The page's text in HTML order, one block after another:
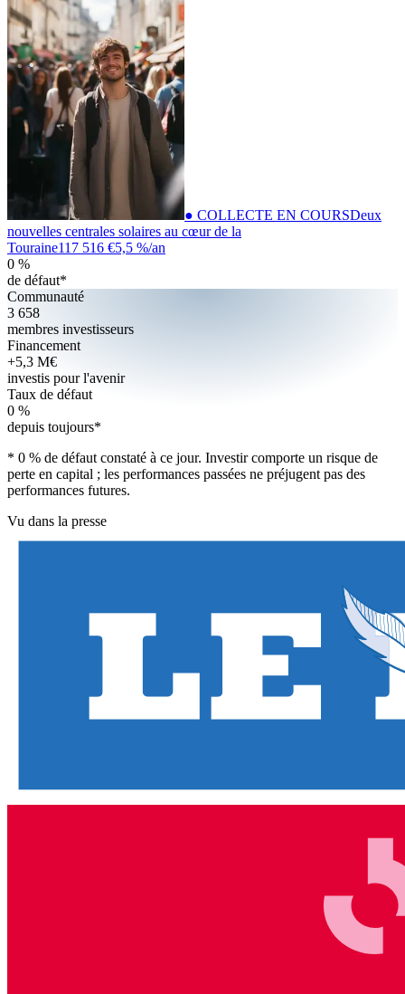
● COLLECTE EN COURSDeux
nouvelles centrales solaires au cœur de la
Touraine117 516 €5,5 %/an
0 %
de défaut*
Communauté
3 658
membres investisseurs
Financement
+5,3 M€
investis pour l'avenir
Taux de défaut
0 %
depuis toujours*
* 0 % de défaut constaté à ce jour. Investir comporte un risque de
perte en capital ; les performances passées ne préjugent pas des
performances futures.
Vu dans la presse